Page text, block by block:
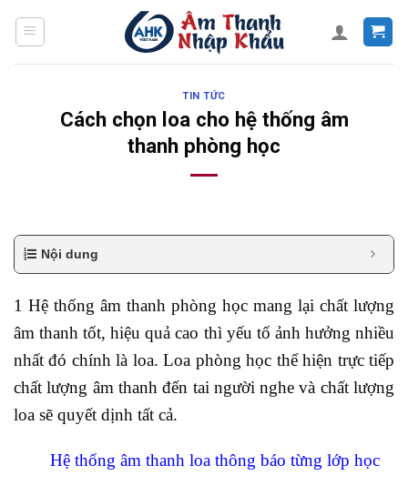
TIN TỨC
Cách chọn loa cho hệ thống âm
thanh phòng học
Nội dung
1 Hệ thống âm thanh phòng học mang lại chất lượng
âm thanh tốt, hiệu quả cao thì yếu tố ảnh hưởng nhiều
nhất đó chính là loa. Loa phòng học thể hiện trực tiếp
chất lượng âm thanh đến tai người nghe và chất lượng
loa sẽ quyết dịnh tất cả.
Hệ thống âm thanh loa thông báo từng lớp học